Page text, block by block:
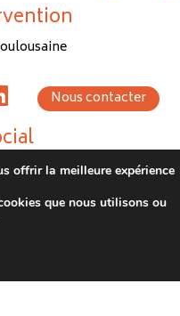
Nous contacter
COLOMIERS
droits réservés.
offrir la meilleure expérience
que nous utilisons ou